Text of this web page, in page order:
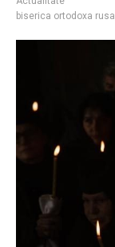
biserica ortodoxa rusa